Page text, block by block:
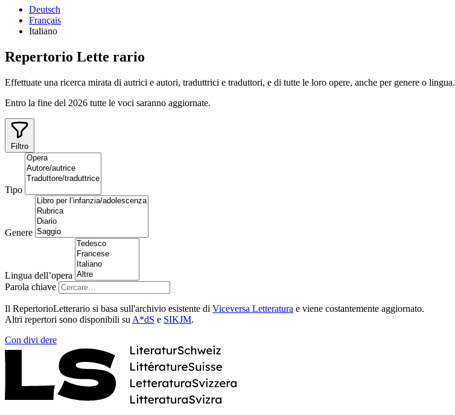
Deutsch
Français
Italiano
Repertorio Lette rario
Effettuate una ricerca mirata di autrici e autori, traduttrici e traduttori, e di tutte le loro opere, anche per genere o lingua.
Entro la fine del 2026 tutte le voci saranno aggiornate.
Filtro
Tipo
Genere
Lingua dell’opera
Parola chiave
Il RepertorioLetterario si basa sull'archivio esistente di Viceversa Letteratura e viene costantemente aggiornato.
Altri repertori sono disponibili su A*dS e SIKJM.
Con divi dere